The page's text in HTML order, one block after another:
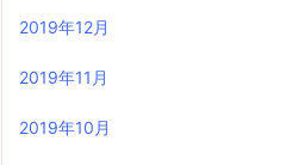
2019年12月
2019年11月
2019年10月